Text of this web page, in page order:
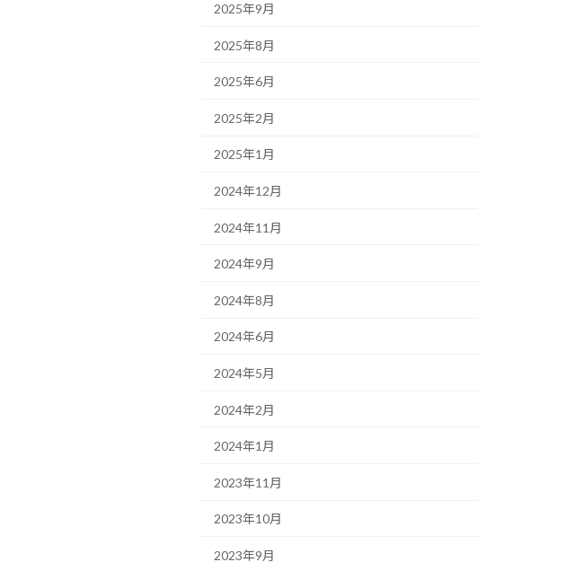
2025年9月
2025年8月
2025年6月
2025年2月
2025年1月
2024年12月
2024年11月
2024年9月
2024年8月
2024年6月
2024年5月
2024年2月
2024年1月
2023年11月
2023年10月
2023年9月